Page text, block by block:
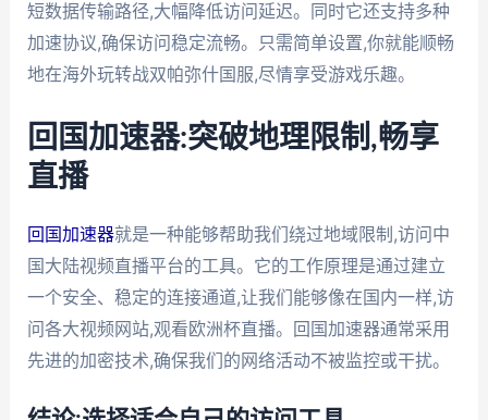
短数据传输路径,大幅降低访问延迟。同时它还支持多种
加速协议,确保访问稳定流畅。只需简单设置,你就能顺畅
地在海外玩转战双帕弥什国服,尽情享受游戏乐趣。
回国加速器:突破地理限制,畅享
直播
回国加速器就是一种能够帮助我们绕过地域限制,访问中
国大陆视频直播平台的工具。它的工作原理是通过建立
一个安全、稳定的连接通道,让我们能够像在国内一样,访
问各大视频网站,观看欧洲杯直播。回国加速器通常采用
先进的加密技术,确保我们的网络活动不被监控或干扰。